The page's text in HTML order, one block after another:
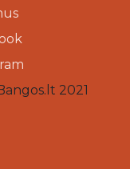
2021